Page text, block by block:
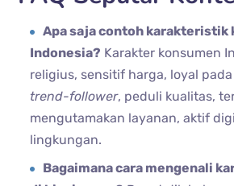
Apa saja contoh karakteristik
Indonesia? Karakter konsumen
religius, sensitif harga, loyal
trend-follower, peduli kualitas,
mengutamakan layanan, aktif
lingkungan.
Bagaimana cara mengenali